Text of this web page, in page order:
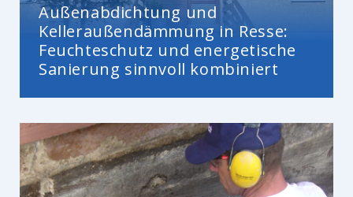
Außenabdichtung und
Kelleraußendämmung in Resse:
Feuchteschutz und energetische
Sanierung sinnvoll kombiniert